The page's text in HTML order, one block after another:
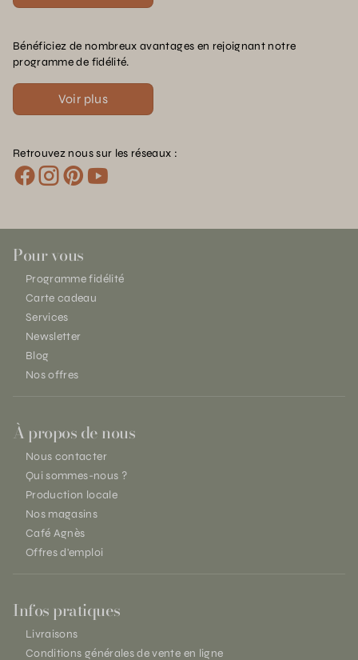
Bénéficiez de nombreux avantages en rejoignant notre
programme de fidélité.
Voir plus
Retrouvez nous sur les réseaux :
Pour vous
Programme fidélité
Carte cadeau
Services
Newsletter
Blog
Nos offres
À propos de nous
Nous contacter
Qui sommes-nous ?
Production locale
Nos magasins
Café Agnès
Offres d'emploi
Infos pratiques
Livraisons
Conditions générales de vente en ligne